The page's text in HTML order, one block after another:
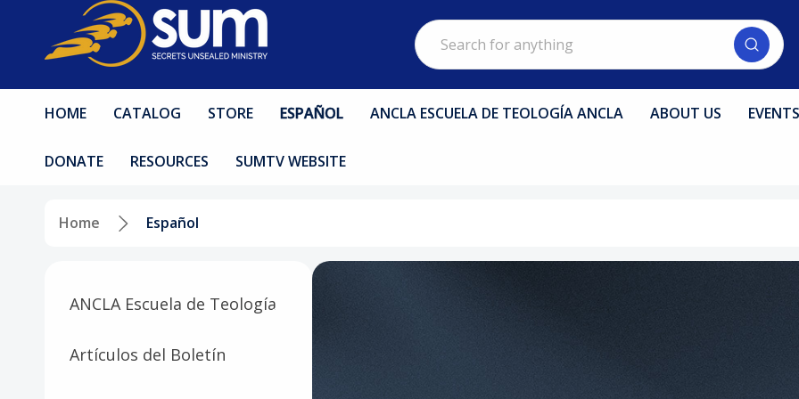
Search
HOME CATALOG STORE ESPAÑOL ANCLA ESCUELA DE TEOLOGÍA ANCLA ABOUT US EVENTS
DONATE RESOURCES SUMTV WEBSITE
Home Español
ANCLA Escuela de Teología
Artículos del Boletín